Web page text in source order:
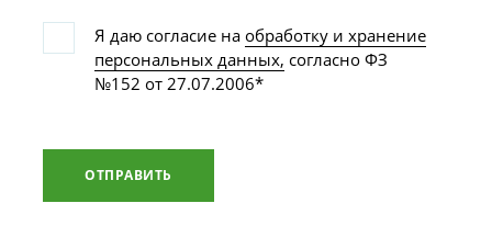
Я даю согласие на обработку и хранение
персональных данных, согласно ФЗ
№152 от 27.07.2006*
ОТПРАВИТЬ